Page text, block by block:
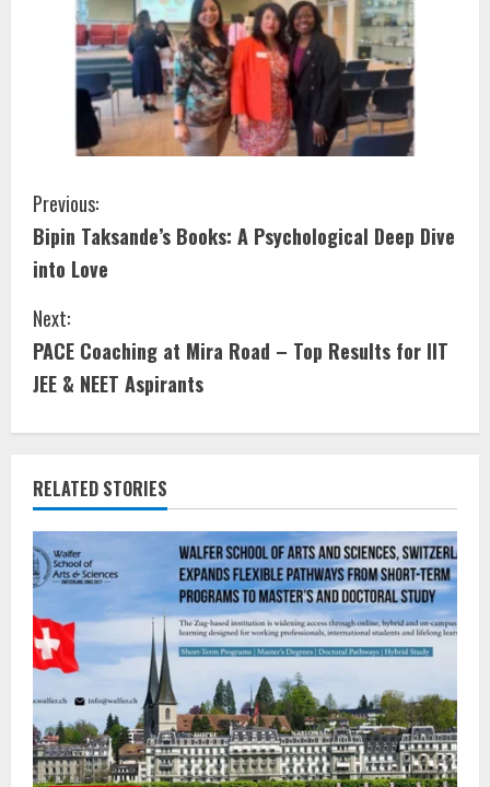
Previous:
Bipin Taksande’s Books: A Psychological Deep Dive
into Love
Next:
PACE Coaching at Mira Road – Top Results for IIT
JEE & NEET Aspirants
RELATED STORIES